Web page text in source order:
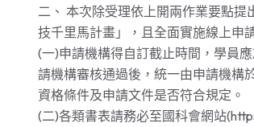
二、 本次除受理依上開兩作業要點
技千里馬計畫」，且全面實施線上申
(一)申請機構得自訂截止時間，學員
請機構審核通過後，統一由申請機構
資格條件及申請文件是否符合規定。
(二)各類書表請務必至國科會網站